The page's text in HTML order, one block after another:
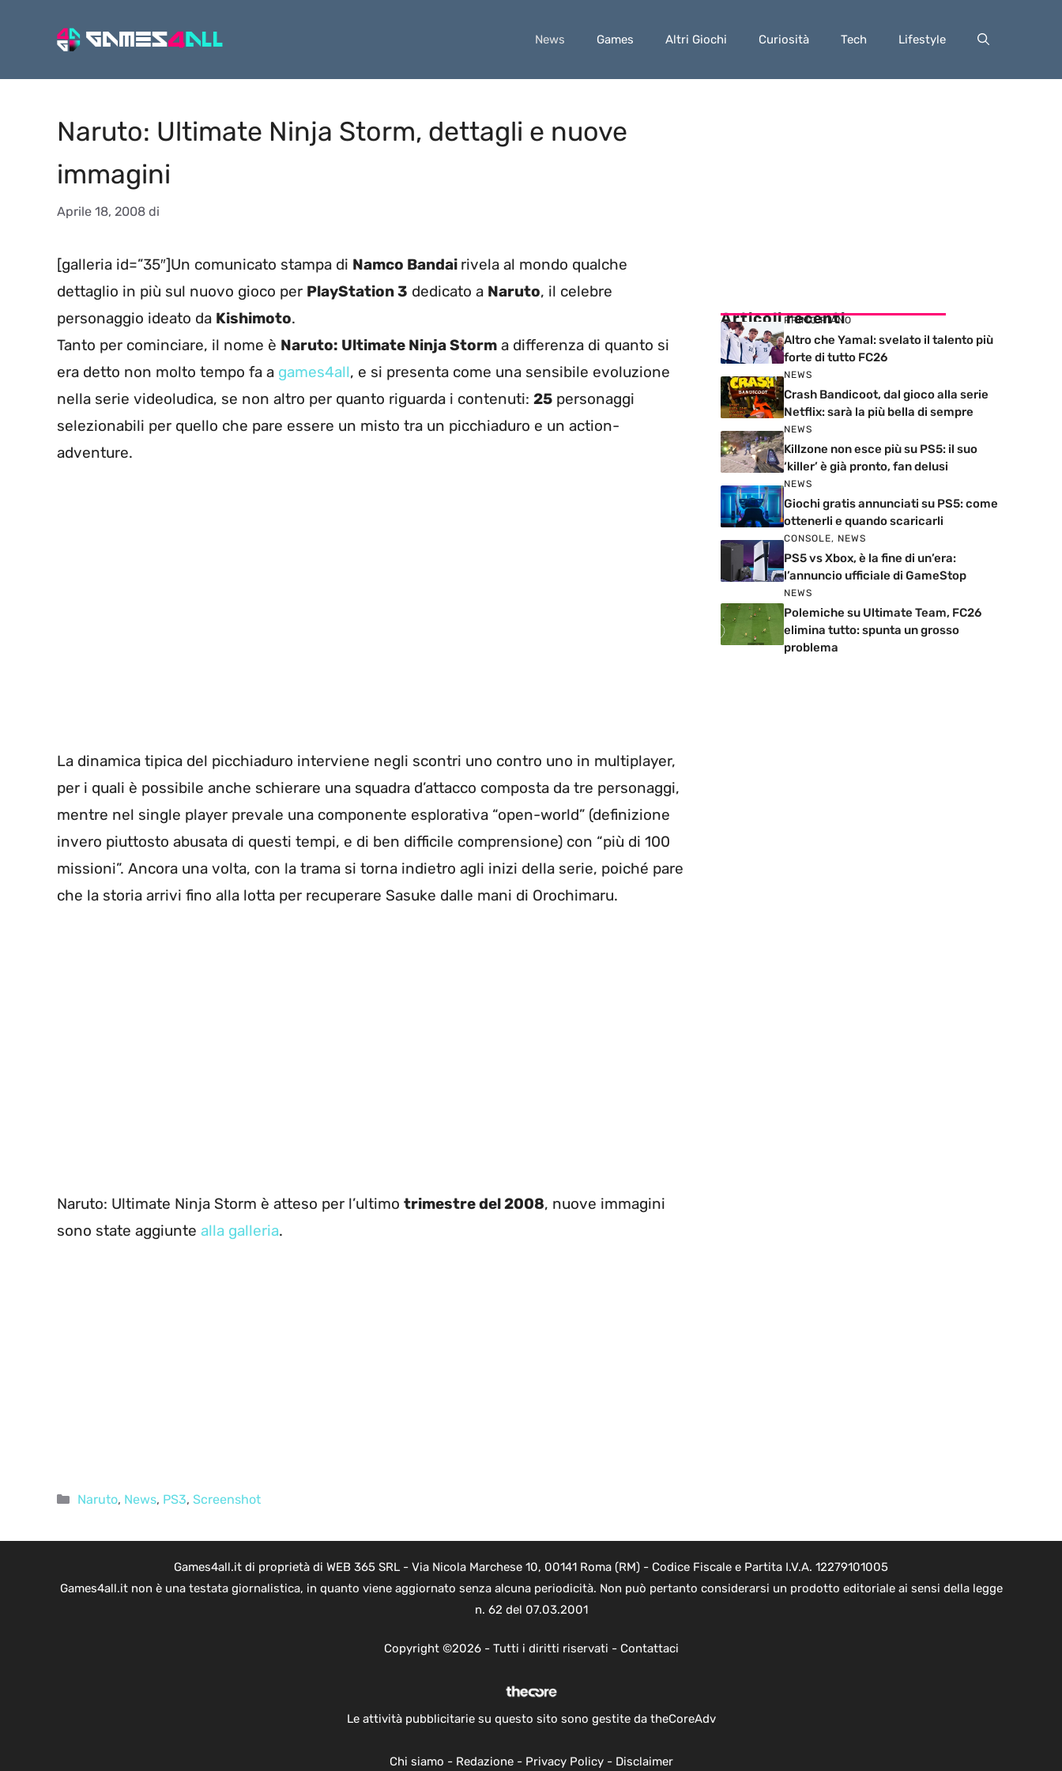
News Games Altri Giochi Curiosità Tech Lifestyle
Naruto: Ultimate Ninja Storm, dettagli e nuove
immagini
Aprile 18, 2008 di
[galleria id=”35″]Un comunicato stampa di Namco Bandai rivela al mondo qualche
dettaglio in più sul nuovo gioco per PlayStation 3 dedicato a Naruto, il celebre
personaggio ideato da Kishimoto.
Tanto per cominciare, il nome è Naruto: Ultimate Ninja Storm a differenza di quanto si
era detto non molto tempo fa a games4all, e si presenta come una sensibile evoluzione
nella serie videoludica, se non altro per quanto riguarda i contenuti: 25 personaggi
selezionabili per quello che pare essere un misto tra un picchiaduro e un action-
adventure.
La dinamica tipica del picchiaduro interviene negli scontri uno contro uno in multiplayer,
per i quali è possibile anche schierare una squadra d’attacco composta da tre personaggi,
mentre nel single player prevale una componente esplorativa “open-world” (definizione
invero piuttosto abusata di questi tempi, e di ben difficile comprensione) con “più di 100
missioni”. Ancora una volta, con la trama si torna indietro agli inizi della serie, poiché pare
che la storia arrivi fino alla lotta per recuperare Sasuke dalle mani di Orochimaru.
Naruto: Ultimate Ninja Storm è atteso per l’ultimo trimestre del 2008, nuove immagini
sono state aggiunte alla galleria.
Categorie
Naruto, News, PS3, Screenshot
Articoli recenti
PRIMO PIANO
Altro che Yamal: svelato il talento più
forte di tutto FC26
NEWS
Crash Bandicoot, dal gioco alla serie
Netflix: sarà la più bella di sempre
NEWS
Killzone non esce più su PS5: il suo
‘killer’ è già pronto, fan delusi
NEWS
Giochi gratis annunciati su PS5: come
ottenerli e quando scaricarli
CONSOLE, NEWS
PS5 vs Xbox, è la fine di un’era:
l’annuncio ufficiale di GameStop
NEWS
Polemiche su Ultimate Team, FC26
elimina tutto: spunta un grosso
problema
Games4all.it di proprietà di WEB 365 SRL - Via Nicola Marchese 10, 00141 Roma (RM) - Codice Fiscale e Partita I.V.A. 12279101005
Games4all.it non è una testata giornalistica, in quanto viene aggiornato senza alcuna periodicità. Non può pertanto considerarsi un prodotto editoriale ai sensi della legge
n. 62 del 07.03.2001
Copyright ©2026 - Tutti i diritti riservati - Contattaci
Le attività pubblicitarie su questo sito sono gestite da theCoreAdv
Chi siamo - Redazione- Privacy Policy- Disclaimer